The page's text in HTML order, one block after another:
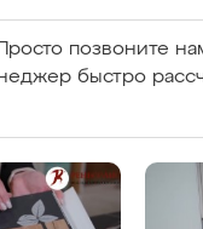
позвоните
быстро